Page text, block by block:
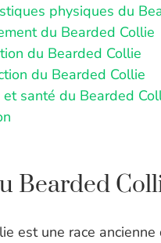
physiques du
du Bearded Collie
du Bearded Collie
du Bearded Collie
et santé du Bearded
Bearded
est une race ancienne